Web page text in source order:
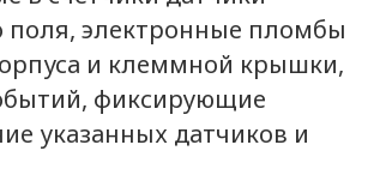
поля, электронные пломбы
и клеммной крышки,
фиксирующие
указанных датчиков и